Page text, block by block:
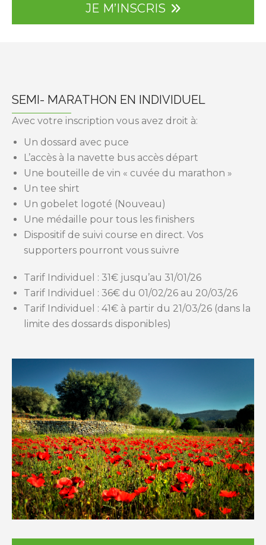
JE M’INSCRIS
SEMI- MARATHON EN INDIVIDUEL
Avec votre inscription vous avez droit à:
Un dossard avec puce
L’accès à la navette bus accès départ
Une bouteille de vin « cuvée du marathon »
Un tee shirt
Un gobelet logoté (Nouveau)
Une médaille pour tous les finishers
Dispositif de suivi course en direct. Vos
supporters pourront vous suivre
Tarif Individuel : 31€ jusqu’au 31/01/26
Tarif Individuel : 36€ du 01/02/26 au 20/03/26
Tarif Individuel : 41€ à partir du 21/03/26 (dans la
limite des dossards disponibles)